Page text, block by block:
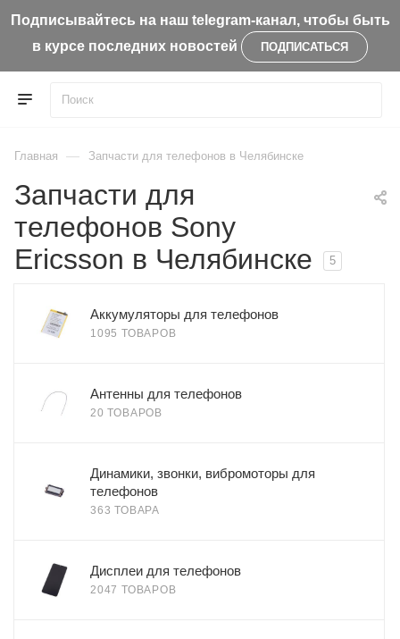
Подписывайтесь на наш telegram-канал, чтобы быть
в курсе последних новостей
ПОДПИСАТЬСЯ
Главная — Запчасти для телефонов в Челябинске
Запчасти для
телефонов Sony
Ericsson в Челябинске
5
Аккумуляторы для телефонов
1095 ТОВАРОВ
Антенны для телефонов
20 ТОВАРОВ
Динамики, звонки, вибромоторы для
телефонов
363 ТОВАРА
Дисплеи для телефонов
2047 ТОВАРОВ